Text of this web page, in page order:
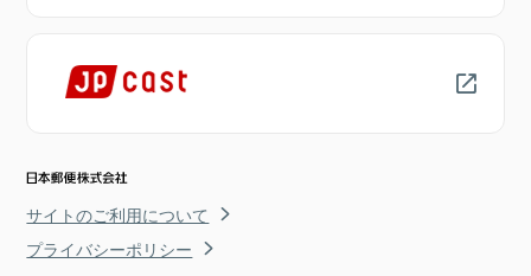
サイトのご利用について
プライバシーポリシー